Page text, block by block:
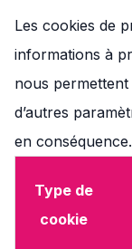
Les cookies de
informations à
nous
d’autres
en conséquence.
Type de
cookie